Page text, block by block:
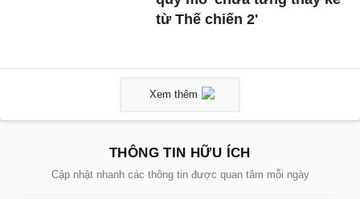
từ Thế chiến 2'
Xem thêm
THÔNG TIN HỮU ÍCH
Cập nhật nhanh các thông tin được quan tâm mỗi ngày